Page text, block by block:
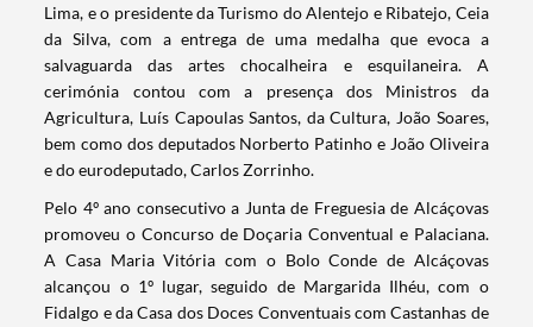
Termo de Pesquisa
Categorias gerais
Lima, e o presidente da Turismo do Alentejo e Ribatejo, Ceia
da Silva, com a entrega de uma medalha que evoca a
salvaguarda das artes chocalheira e esquilaneira. A
cerimónia contou com a presença dos Ministros da
Agricultura, Luís Capoulas Santos, da Cultura, João Soares,
bem como dos deputados Norberto Patinho e João Oliveira
e do eurodeputado, Carlos Zorrinho.
Pelo 4º ano consecutivo a Junta de Freguesia de Alcáçovas
promoveu o Concurso de Doçaria Conventual e Palaciana.
A Casa Maria Vitória com o Bolo Conde de Alcáçovas
alcançou o 1º lugar, seguido de Margarida Ilhéu, com o
Fidalgo e da Casa dos Doces Conventuais com Castanhas de